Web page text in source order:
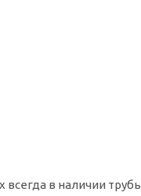
в наличии